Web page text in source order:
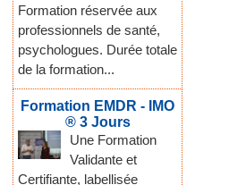
Formation réservée aux
professionnels de santé,
psychologues. Durée totale
de la formation...
Formation EMDR - IMO
® 3 Jours
Une Formation
Validante et
Certifiante, labellisée